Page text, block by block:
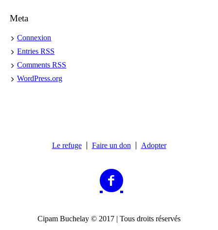
Meta
Connexion
EntriesRSS
CommentsRSS
WordPress.org
Le refuge Faire un don Adopter
Cipam Buchelay © 2017 | Tous droits réservés